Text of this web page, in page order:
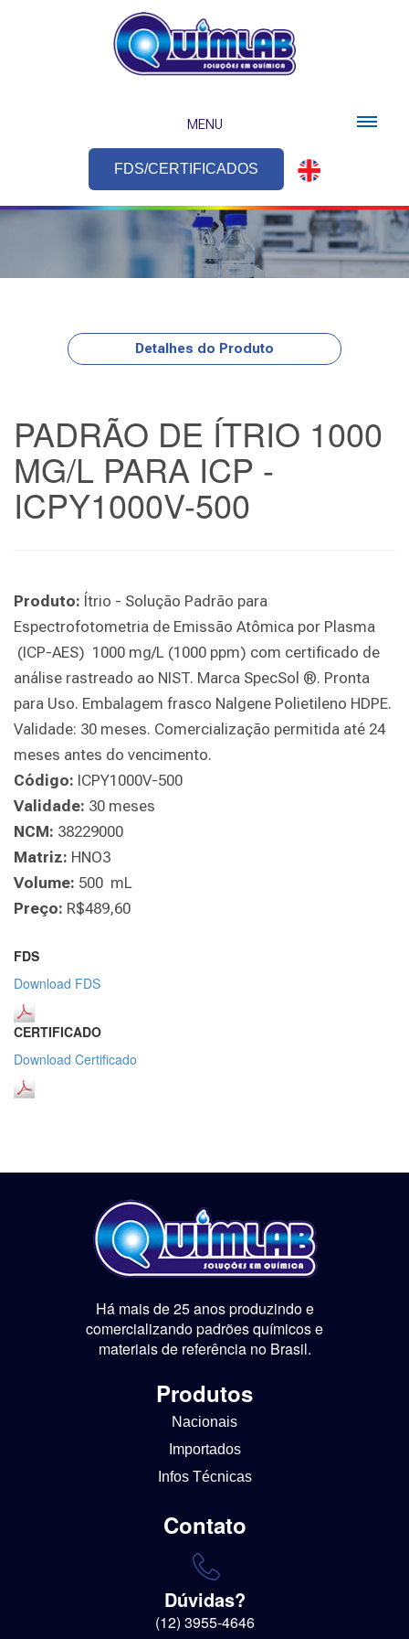
MENU
FDS/CERTIFICADOS
Detalhes do Produto
PADRÃO DE ÍTRIO 1000
MG/L PARA ICP -
ICPY1000V-500
Produto: Ítrio - Solução Padrão para
Espectrofotometria de Emissão Atômica por Plasma
(ICP-AES) 1000 mg/L (1000 ppm) com certificado de
análise rastreado ao NIST. Marca SpecSol ®. Pronta
para Uso. Embalagem frasco Nalgene Polietileno HDPE.
Validade: 30 meses. Comercialização permitida até 24
meses antes do vencimento.
Código: ICPY1000V-500
Validade: 30 meses
NCM: 38229000
Matriz: HNO3
Volume: 500 mL
Preço: R$489,60
FDS
Download FDS
CERTIFICADO
Download Certificado
Há mais de 25 anos produzindo e
comercializando padrões químicos e
materiais de referência no Brasil.
Produtos
Nacionais
Importados
Infos Técnicas
Contato
Dúvidas?
(12) 3955-4646